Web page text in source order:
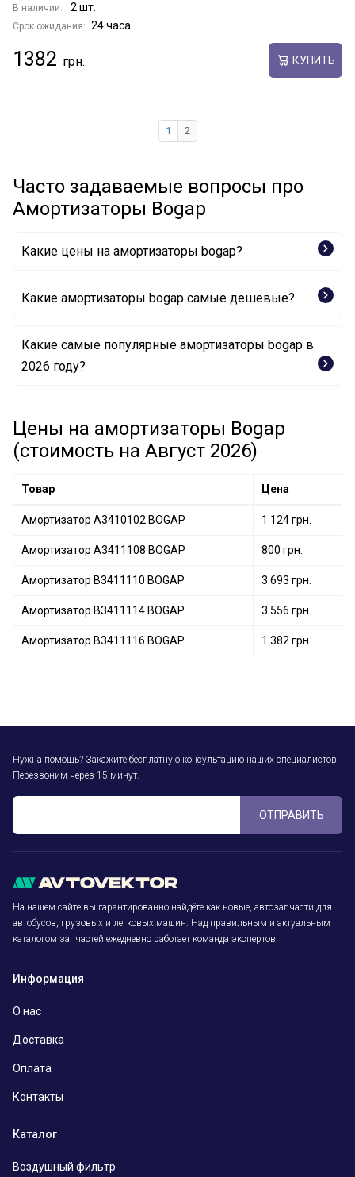
В наличии: 2 шт.
Срок ожидания: 24 часа
1382 КУПИТЬ
1 2
Часто задаваемые вопросы про
Амортизаторы Bogap
Какие цены на амортизаторы bogap?
Какие амортизаторы bogap самые дешевые?
Амортизатор A3411108 BOGAP
Амортизатор B3410104 BOGAP
Какие самые популярные амортизаторы bogap в
2026 году?
Цены на амортизаторы Bogap
(стоимость на Август 2026)
Товар Цена
Амортизатор A3410102 BOGAP 1 124 грн.
Амортизатор A3411108 BOGAP 800 грн.
Амортизатор B3411110 BOGAP 3 693 грн.
Амортизатор B3411114 BOGAP 3 556 грн.
Амортизатор B3411116 BOGAP 1 382 грн.
Нужна помощь? Закажите бесплатную консультацию наших специалистов.
Перезвоним через 15 минут.
ОТПРАВИТЬ
На нашем сайте вы гарантированно найдёте как новые, автозапчасти для
автобусов, грузовых и легковых машин. Над правильным и актуальным
каталогом запчастей ежедневно работает команда экспертов.
Информация
О нас
Доставка
Оплата
Контакты
Каталог
Воздушный фильтр